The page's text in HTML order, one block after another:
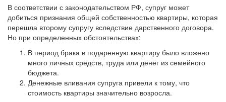
В соответствии с законодательством РФ, супруг может
добиться признания общей собственностью квартиры, которая
перешла второму супругу вследствие дарственного договора.
Но при определенных обстоятельствах:
В период брака в подаренную квартиру было вложено
много личных средств, труда или денег из семейного
бюджета.
Денежные вливания супруга привели к тому, что
стоимость квартиры значительно возросла.